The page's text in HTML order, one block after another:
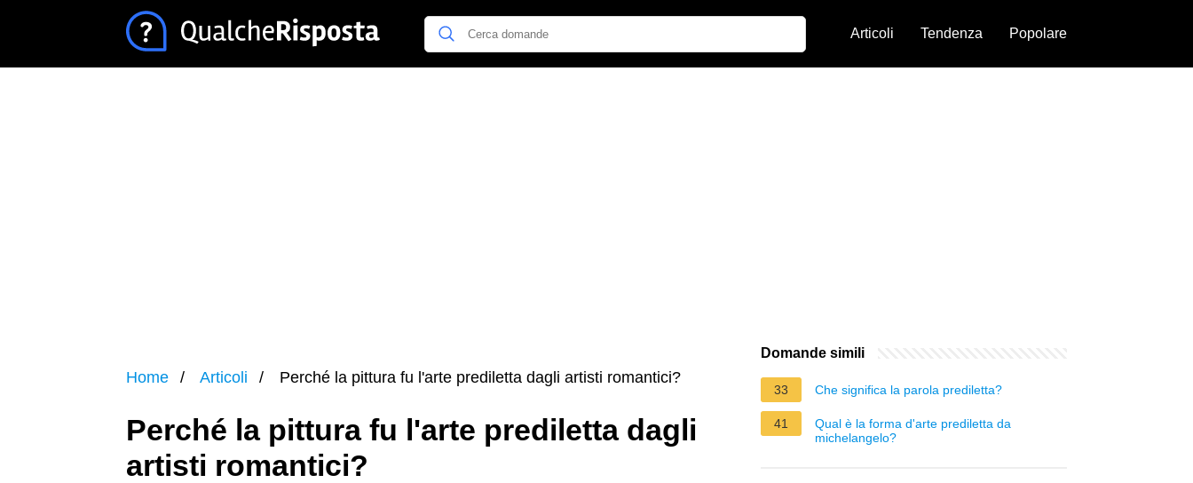
Articoli Tendenza Popolare
Home Articoli Perché la pittura fu l'arte prediletta dagli artisti romantici?
Perché la pittura fu l'arte prediletta dagli
artisti romantici?
Domande simili
33 Che significa la parola prediletta?
41
Qual è la forma d'arte prediletta da
michelangelo?